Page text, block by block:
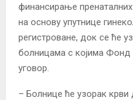
финансирање
на основу упутнице
регистроване, док се ће
болницама с којима Фонд
уговор.
– Болнице ће узорак